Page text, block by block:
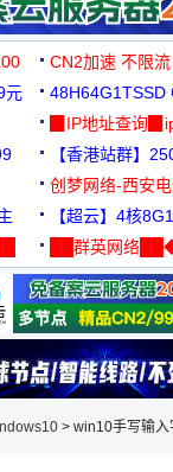
CN2加速 不限
元
48H64G1TSSD
3000+可免费测
▉IP地址查询
【香港站群】
创梦网络-西安
88元/月
【超云】4核
██群英网络
◆◆◆
，理性选择
，理性选择
> win10手写输入